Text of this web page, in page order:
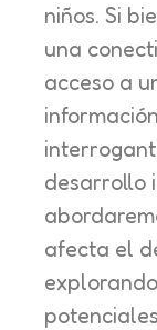
niños. Si
una
acceso a
desarrollo
afecta el